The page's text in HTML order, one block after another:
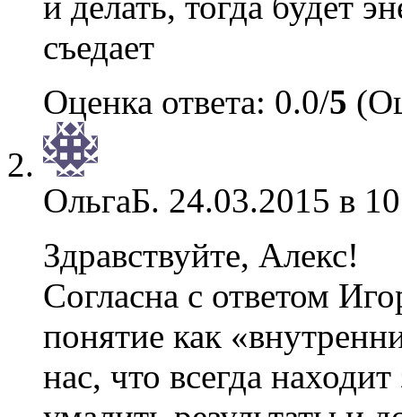
съедает
Оценка ответа: 0.0/5
ОльгаБ. 24.03.2015 в
Здравствуйте, Алекс!
Согласна с ответом
понятие как
нас, что всегда